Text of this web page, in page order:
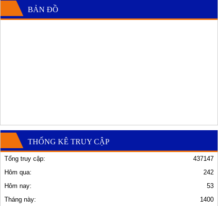
BẢN ĐỒ
THỐNG KÊ TRUY CẬP
437147
Tổng truy cập:
242
Hôm qua:
53
Hôm nay:
1400
Tháng này: